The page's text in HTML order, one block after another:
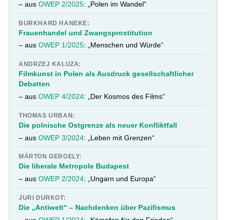
– ausOWEP 2/2025: „Polen im Wandel“
BURKHARD HANEKE:
Frauenhandel und Zwangsprostitution
– ausOWEP 1/2025: „Menschen und Würde“
ANDRZEJ KALUZA:
Filmkunst in Polen als Ausdruck gesellschaftlicher
Debatten
– ausOWEP 4/2024: „Der Kosmos des Films“
THOMAS URBAN:
Die polnische Ostgrenze als neuer Konfliktfall
– ausOWEP 3/2024: „Leben mit Grenzen“
MÁRTON GERGELY:
Die liberale Metropole Budapest
– ausOWEP 2/2024: „Ungarn und Europa“
JURI DURKOT:
Die „Antiwelt“ – Nachdenken über Pazifismus